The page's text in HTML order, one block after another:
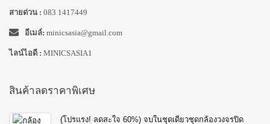
สายด่วน : 083 1417449
อีเมล์: minicsasia@gmail.com
ไลน์ไอดี : MINICSASIA1
สินค้าลดราคาพิเศษ
(โปรแรง! ลดสะใจ 60%) จบในชุดเดียวชุดกล้องวงจรปิด